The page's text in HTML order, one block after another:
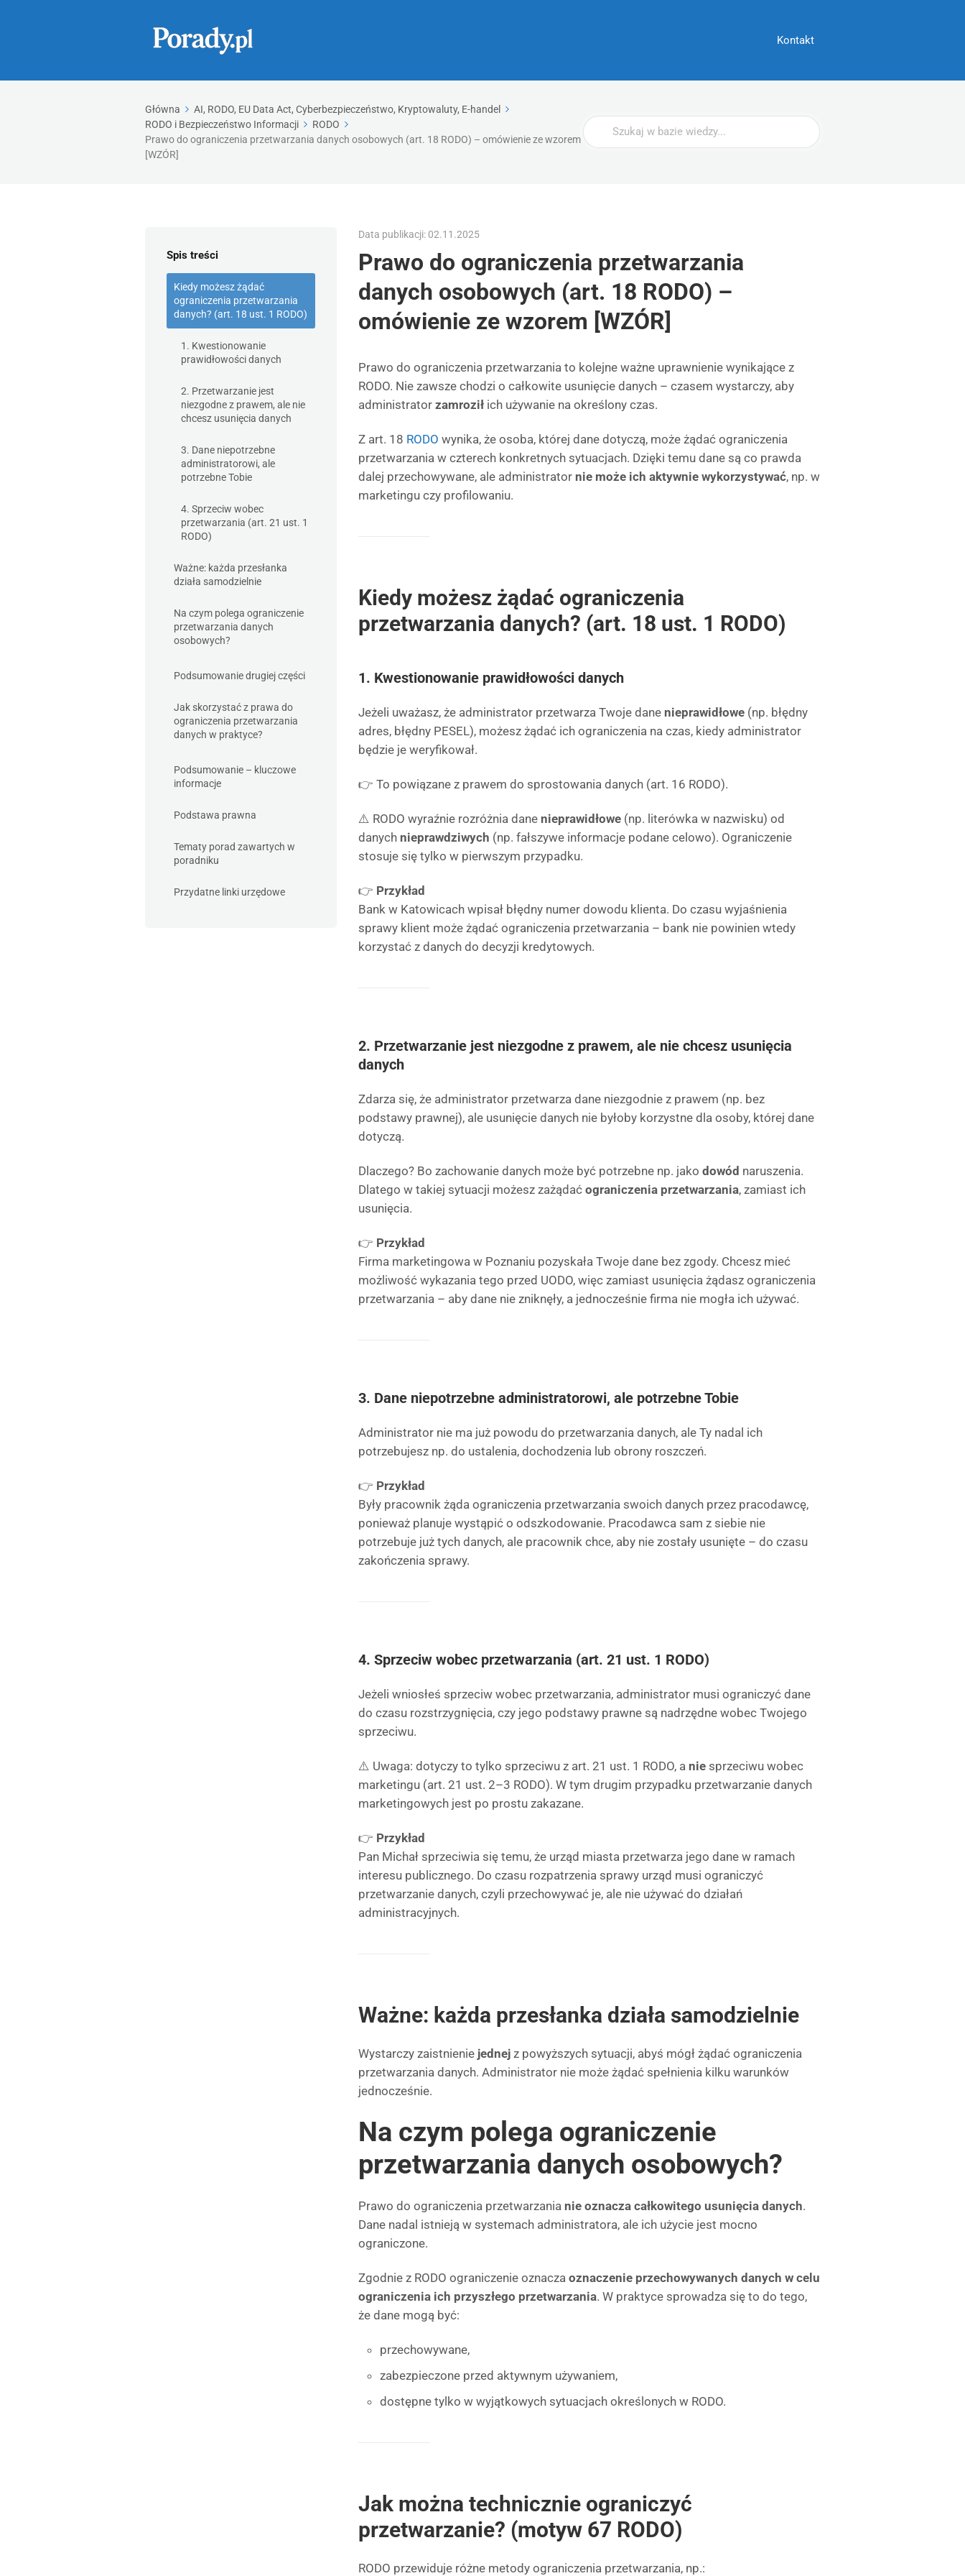
Kontakt
Główna
AI, RODO, EU Data Act, Cyberbezpieczeństwo, Kryptowaluty, E-handel
RODO i Bezpieczeństwo Informacji
RODO
Prawo do ograniczenia przetwarzania danych osobowych (art. 18 RODO) – omówienie ze wzorem
[WZÓR]
Wyszukaj
Spis treści
Kiedy możesz żądać
ograniczenia przetwarzania
danych? (art. 18 ust. 1 RODO)
1. Kwestionowanie
prawidłowości danych
2. Przetwarzanie jest
niezgodne z prawem, ale nie
chcesz usunięcia danych
3. Dane niepotrzebne
administratorowi, ale
potrzebne Tobie
4. Sprzeciw wobec
przetwarzania (art. 21 ust. 1
RODO)
Ważne: każda przesłanka
działa samodzielnie
Na czym polega ograniczenie
przetwarzania danych
osobowych?
Podsumowanie drugiej części
Jak skorzystać z prawa do
ograniczenia przetwarzania
danych w praktyce?
Podsumowanie – kluczowe
informacje
Podstawa prawna
Tematy porad zawartych w
poradniku
Przydatne linki urzędowe
Data publikacji: 02.11.2025
Prawo do ograniczenia przetwarzania
danych osobowych (art. 18 RODO) –
omówienie ze wzorem [WZÓR]
Prawo do ograniczenia przetwarzania to kolejne ważne uprawnienie wynikające z
RODO. Nie zawsze chodzi o całkowite usunięcie danych – czasem wystarczy, aby
administrator zamroził ich używanie na określony czas.
Z art. 18 RODO wynika, że osoba, której dane dotyczą, może żądać ograniczenia
przetwarzania w czterech konkretnych sytuacjach. Dzięki temu dane są co prawda
dalej przechowywane, ale administrator nie może ich aktywnie wykorzystywać, np. w
marketingu czy profilowaniu.
Kiedy możesz żądać ograniczenia
przetwarzania danych? (art. 18 ust. 1 RODO)
1. Kwestionowanie prawidłowości danych
Jeżeli uważasz, że administrator przetwarza Twoje dane nieprawidłowe (np. błędny
adres, błędny PESEL), możesz żądać ich ograniczenia na czas, kiedy administrator
będzie je weryfikował.
👉 To powiązane z prawem do sprostowania danych (art. 16 RODO).
⚠️ RODO wyraźnie rozróżnia dane nieprawidłowe (np. literówka w nazwisku) od
danych nieprawdziwych (np. fałszywe informacje podane celowo). Ograniczenie
stosuje się tylko w pierwszym przypadku.
👉 Przykład
Bank w Katowicach wpisał błędny numer dowodu klienta. Do czasu wyjaśnienia
sprawy klient może żądać ograniczenia przetwarzania – bank nie powinien wtedy
korzystać z danych do decyzji kredytowych.
2. Przetwarzanie jest niezgodne z prawem, ale nie chcesz usunięcia
danych
Zdarza się, że administrator przetwarza dane niezgodnie z prawem (np. bez
podstawy prawnej), ale usunięcie danych nie byłoby korzystne dla osoby, której dane
dotyczą.
Dlaczego? Bo zachowanie danych może być potrzebne np. jako dowód naruszenia.
Dlatego w takiej sytuacji możesz zażądać ograniczenia przetwarzania, zamiast ich
usunięcia.
👉 Przykład
Firma marketingowa w Poznaniu pozyskała Twoje dane bez zgody. Chcesz mieć
możliwość wykazania tego przed UODO, więc zamiast usunięcia żądasz ograniczenia
przetwarzania – aby dane nie zniknęły, a jednocześnie firma nie mogła ich używać.
3. Dane niepotrzebne administratorowi, ale potrzebne Tobie
Administrator nie ma już powodu do przetwarzania danych, ale Ty nadal ich
potrzebujesz np. do ustalenia, dochodzenia lub obrony roszczeń.
👉 Przykład
Były pracownik żąda ograniczenia przetwarzania swoich danych przez pracodawcę,
ponieważ planuje wystąpić o odszkodowanie. Pracodawca sam z siebie nie
potrzebuje już tych danych, ale pracownik chce, aby nie zostały usunięte – do czasu
zakończenia sprawy.
4. Sprzeciw wobec przetwarzania (art. 21 ust. 1 RODO)
Jeżeli wniosłeś sprzeciw wobec przetwarzania, administrator musi ograniczyć dane
do czasu rozstrzygnięcia, czy jego podstawy prawne są nadrzędne wobec Twojego
sprzeciwu.
⚠️ Uwaga: dotyczy to tylko sprzeciwu z art. 21 ust. 1 RODO, a nie sprzeciwu wobec
marketingu (art. 21 ust. 2–3 RODO). W tym drugim przypadku przetwarzanie danych
marketingowych jest po prostu zakazane.
👉 Przykład
Pan Michał sprzeciwia się temu, że urząd miasta przetwarza jego dane w ramach
interesu publicznego. Do czasu rozpatrzenia sprawy urząd musi ograniczyć
przetwarzanie danych, czyli przechowywać je, ale nie używać do działań
administracyjnych.
Ważne: każda przesłanka działa samodzielnie
Wystarczy zaistnienie jednej z powyższych sytuacji, abyś mógł żądać ograniczenia
przetwarzania danych. Administrator nie może żądać spełnienia kilku warunków
jednocześnie.
Na czym polega ograniczenie
przetwarzania danych osobowych?
Prawo do ograniczenia przetwarzania nie oznacza całkowitego usunięcia danych.
Dane nadal istnieją w systemach administratora, ale ich użycie jest mocno
ograniczone.
Zgodnie z RODO ograniczenie oznacza oznaczenie przechowywanych danych w celu
ograniczenia ich przyszłego przetwarzania. W praktyce sprowadza się to do tego,
że dane mogą być:
przechowywane,
zabezpieczone przed aktywnym używaniem,
dostępne tylko w wyjątkowych sytuacjach określonych w RODO.
Jak można technicznie ograniczyć
przetwarzanie? (motyw 67 RODO)
RODO przewiduje różne metody ograniczenia przetwarzania, np.: